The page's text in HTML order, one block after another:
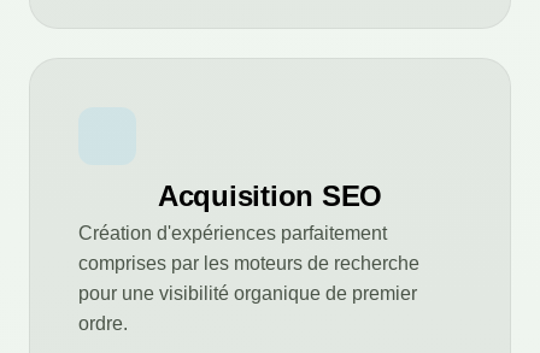
Acquisition SEO
Création d'expériences parfaitement
comprises par les moteurs de recherche
pour une visibilité organique de premier
ordre.